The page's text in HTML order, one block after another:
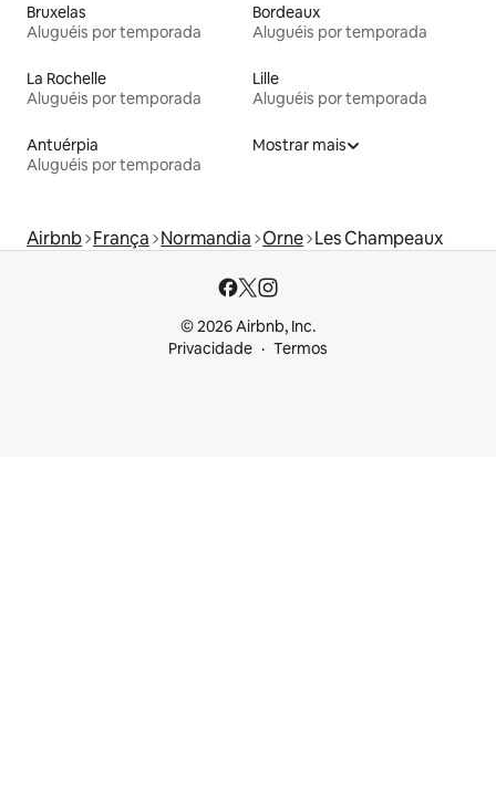
Bruxelas
Aluguéis por temporada
Bordeaux
Aluguéis por temporada
La Rochelle
Aluguéis por temporada
Lille
Aluguéis por temporada
Antuérpia
Aluguéis por temporada
Mostrar mais
Airbnb França Normandia Orne Les Champeaux
© 2026 Airbnb, Inc.
Privacidade
Termos